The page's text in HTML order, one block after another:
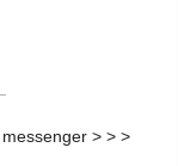
> > >